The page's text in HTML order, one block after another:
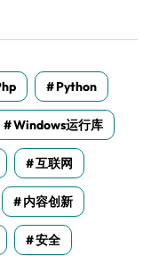
Python
Windows运行库
互联网
内容创新
安全